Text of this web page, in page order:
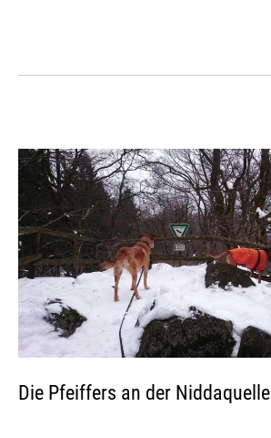
Die Pfeiffers an der Niddaquelle